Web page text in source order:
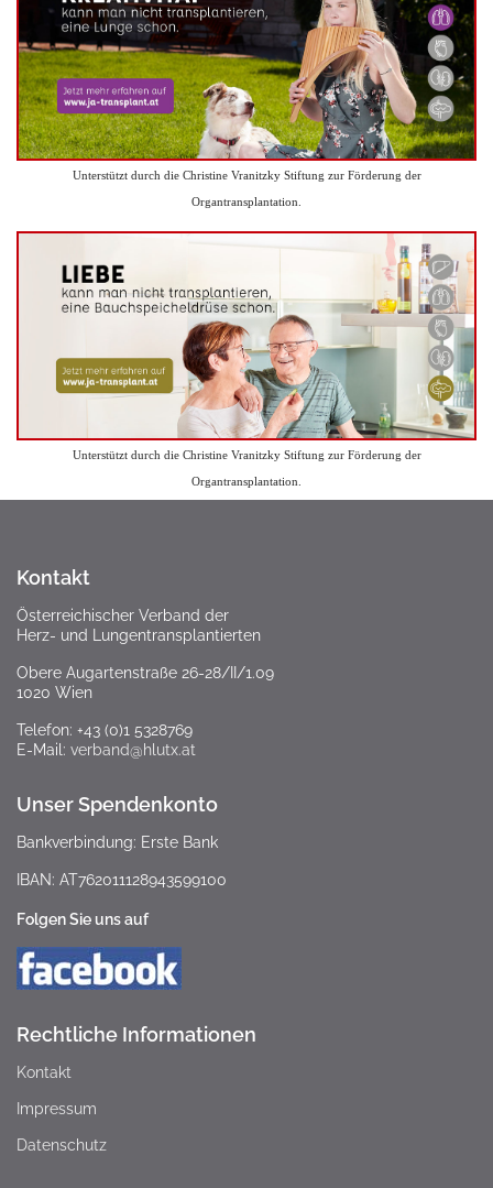
Unterstützt durch die Christine Vranitzky Stiftung zur Förderung der
Organtransplantation.
Unterstützt durch die Christine Vranitzky Stiftung zur Förderung der
Organtransplantation.
Kontakt
Österreichischer Verband der
Herz- und Lungentransplantierten
Obere Augartenstraße 26-28/II/1.09
1020 Wien
Telefon: +43 (0)1 5328769
E-Mail: verband@hlutx.at
Unser Spendenkonto
Bankverbindung: Erste Bank
IBAN: AT762011128943599100
Folgen Sie uns auf
Rechtliche Informationen
Kontakt
Impressum
Datenschutz